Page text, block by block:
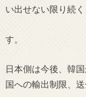
い出せない限り続
す。
日本側は今後、韓
国への輸出制限、